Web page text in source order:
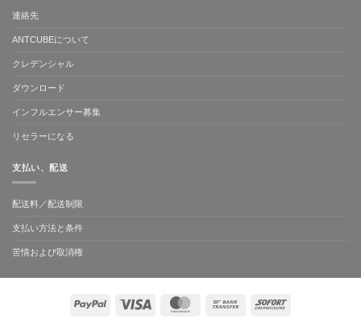
連絡先
ANTCUBEについて
クレデンシャル
ダウンロード
インフルエンサー募集
リセラーになる
支払い、配送
配送料／配送制限
支払い方法と条件
苦情および取消権
ペ
MasterCard
Bank
Sofort